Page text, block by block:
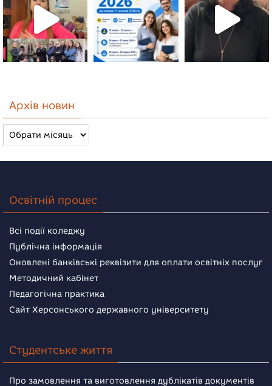
Архів новин
Архів
новин
Освітній процес
Всі події коледжу
Публічна інформація
Оновлені банківські реквізити для оплати освітніх послуг
Методичний кабінет
Педагогічна практика
Сайт Херсонського державного університету
Студентське життя
Про замовлення та виготовлення дублікатів документів